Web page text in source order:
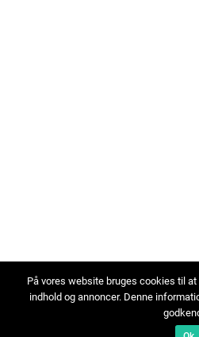
På vores website bruges cookies til
indhold og annoncer. Denne